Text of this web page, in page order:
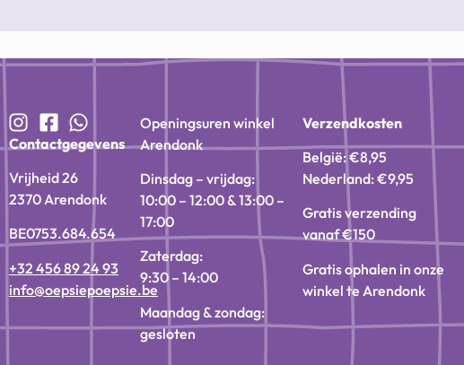
Contactgegevens
Vrijheid 26
2370 Arendonk
BE0753.684.654
+32 456 89 24 93
info@oepsiepoepsie.be
Openingsuren winkel
Arendonk
Dinsdag – vrijdag:
10:00 – 12:00 & 13:00 –
17:00
Zaterdag:
9:30 – 14:00
Maandag & zondag:
gesloten
Verzendkosten
België: €8,95
Nederland: €9,95
Gratis verzending
vanaf €150
Gratis ophalen in onze
winkel te Arendonk